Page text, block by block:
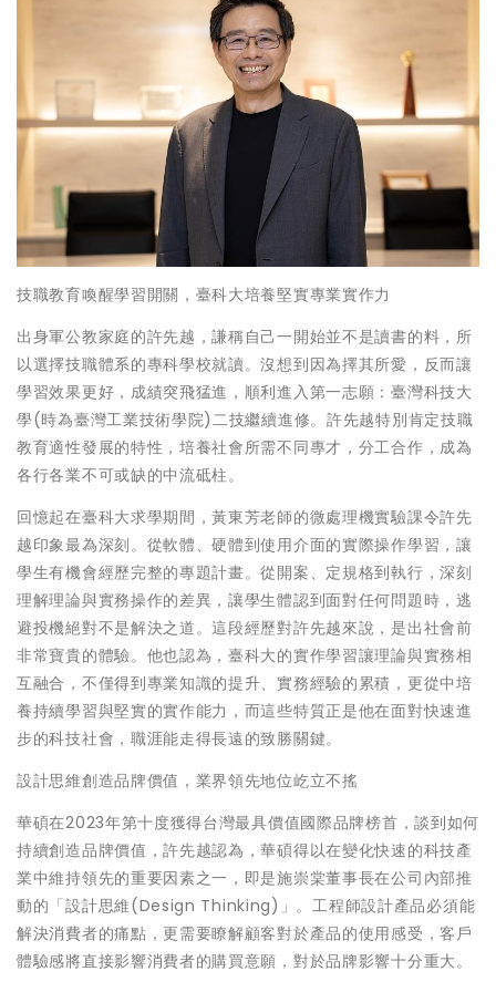
技職教育喚醒學習開關，臺科大培養堅實專業實作力
出身軍公教家庭的許先越，謙稱自己一開始並不是讀書的料，所
以選擇技職體系的專科學校就讀。沒想到因為擇其所愛，反而讓
學習效果更好，成績突飛猛進，順利進入第一志願：臺灣科技大
學(時為臺灣工業技術學院)二技繼續進修。許先越特別肯定技職
教育適性發展的特性，培養社會所需不同專才，分工合作，成為
各行各業不可或缺的中流砥柱。
回憶起在臺科大求學期間，黃東芳老師的微處理機實驗課令許先
越印象最為深刻。從軟體、硬體到使用介面的實際操作學習，讓
學生有機會經歷完整的專題計畫。從開案、定規格到執行，深刻
理解理論與實務操作的差異，讓學生體認到面對任何問題時，逃
避投機絕對不是解決之道。這段經歷對許先越來說，是出社會前
非常寶貴的體驗。他也認為，臺科大的實作學習讓理論與實務相
互融合，不僅得到專業知識的提升、實務經驗的累積，更從中培
養持續學習與堅實的實作能力，而這些特質正是他在面對快速進
步的科技社會，職涯能走得長遠的致勝關鍵。
設計思維創造品牌價值，業界領先地位屹立不搖
華碩在2023年第十度獲得台灣最具價值國際品牌榜首，談到如何
持續創造品牌價值，許先越認為，華碩得以在變化快速的科技產
業中維持領先的重要因素之一，即是施崇棠董事長在公司內部推
動的「設計思維(Design Thinking)」。工程師設計產品必須能
解決消費者的痛點，更需要瞭解顧客對於產品的使用感受，客戶
體驗感將直接影響消費者的購買意願，對於品牌影響十分重大。